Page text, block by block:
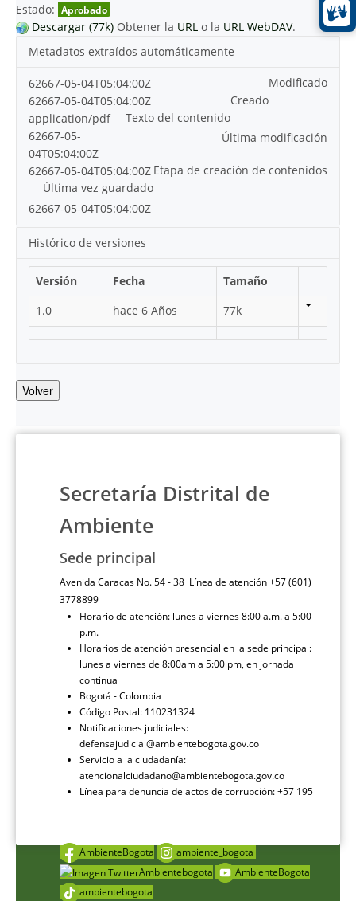
Estado: Aprobado
Descargar (77k) Obtener la URL o la URL WebDAV.
Metadatos extraídos automáticamente
Modificado
62667-05-04T05:04:00Z
Creado
62667-05-04T05:04:00Z
Texto del contenido
application/pdf
Última modificación
62667-05-
04T05:04:00Z
Etapa de creación de contenidos
62667-05-04T05:04:00Z
Última vez guardado
62667-05-04T05:04:00Z
Histórico de versiones
Versión Fecha
Tamaño
1.0
hace 6 Años 77k
Volver
Secretaría Distrital de
Ambiente
Sede principal
Avenida Caracas No. 54 - 38 Línea de atención +57 (601)
3778899
Horario de atención: lunes a viernes 8:00 a.m. a 5:00
p.m.
Horarios de atención presencial en la sede principal:
lunes a viernes de 8:00am a 5:00 pm, en jornada
continua
Bogotá - Colombia
Código Postal: 110231324
Notificaciones judiciales:
defensajudicial@ambientebogota.gov.co
Servicio a la ciudadanía:
atencionalciudadano@ambientebogota.gov.co
Línea para denuncia de actos de corrupción: +57 195
AmbienteBogota
ambiente_bogota
Ambientebogota
AmbienteBogota
ambientebogota